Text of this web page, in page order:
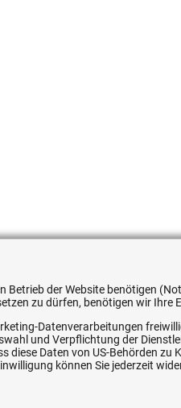
Betrieb der Website benötigen
zu dürfen, benötigen wir Ihre
Datenverarbeitungen
und Verpflichtung der
Daten von US-Behörden
können Sie jederzeit